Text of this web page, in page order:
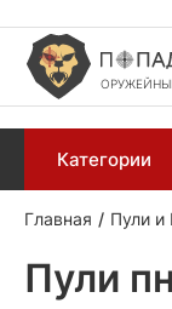
Категории
Главная Пули
Пули